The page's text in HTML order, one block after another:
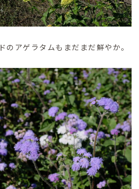
のアゲラタムもまだまだ鮮やか。